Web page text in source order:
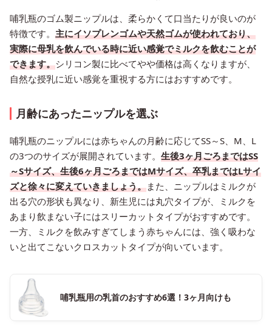
哺乳瓶のゴム製ニップルは、柔らかくて口当たりが良いのが
特徴です。 主にイソプレンゴムや天然ゴムが使われており、
実際に母乳を飲んでいる時に近い感覚でミルクを飲むことが
できます。シリコン製に比べてやや価格は高くなりますが、
自然な授乳に近い感覚を重視する方にはおすすめです。
月齢にあったニップルを選ぶ
哺乳瓶のニップルには赤ちゃんの月齢に応じてSS～S、M、L
の3つのサイズが展開されています。 生後3ヶ月ごろまではSS
～Sサイズ、生後6ヶ月ごろまではMサイズ、卒乳まではLサイ
ズと徐々に変えていきましょう。また、ニップルはミルクが
出る穴の形状も異なり、新生児には丸穴タイプが、ミルクを
あまり飲まない子にはスリーカットタイプがおすすめです。
一方、ミルクを飲みすぎてしまう赤ちゃんには、強く吸わな
いと出てこないクロスカットタイプが向いています。
哺乳瓶用の乳首のおすすめ6選！3ヶ月向けも